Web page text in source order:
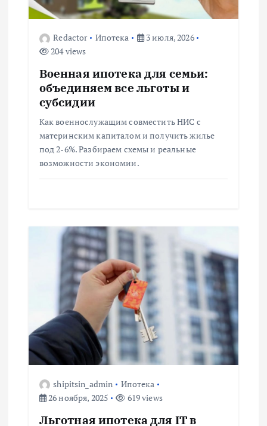
Redactor Ипотека
3 июля, 2026
204 views
Военная ипотека для семьи:
объединяем все льготы и
субсидии
Как военнослужащим совместить НИС с
материнским капиталом и получить жилье
под 2-6%. Разбираем схемы и реальные
возможности экономии.
shipitsin_admin
Ипотека
26 ноября, 2025
619 views
Льготная ипотека для IT в